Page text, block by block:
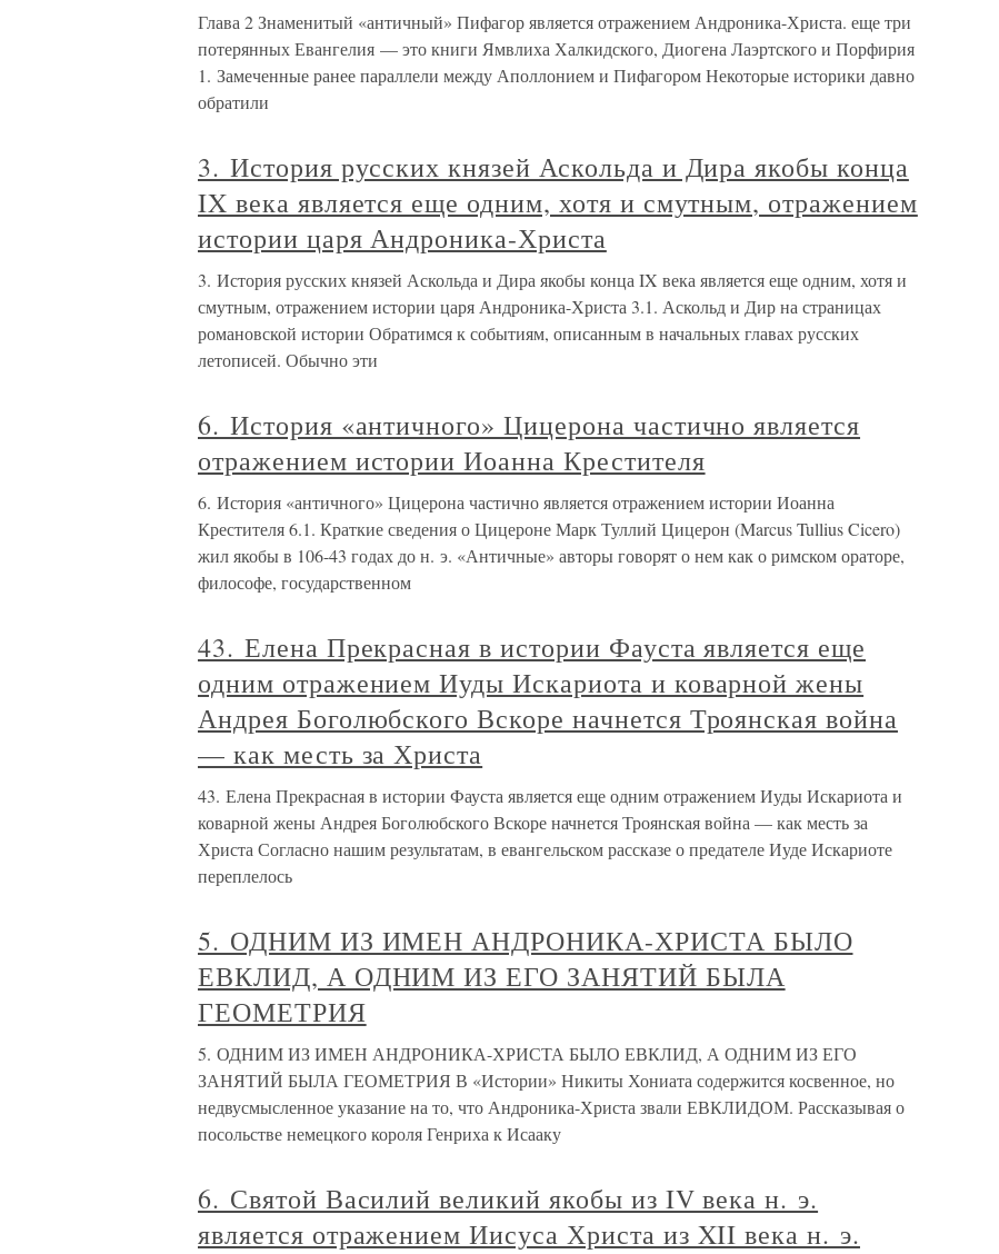
Глава 2 Знаменитый «античный» Пифагор является отражением Андроника-Христа. еще три
потерянных Евангелия — это книги Ямвлиха Халкидского, Диогена Лаэртского и Порфирия
1. Замеченные ранее параллели между Аполлонием и Пифагором Некоторые историки давно
обратили
3. История русских князей Аскольда и Дира якобы конца
IX века является еще одним, хотя и смутным, отражением
истории царя Андроника-Христа
3. История русских князей Аскольда и Дира якобы конца IX века является еще одним, хотя и
смутным, отражением истории царя Андроника-Христа 3.1. Аскольд и Дир на страницах
романовской истории Обратимся к событиям, описанным в начальных главах русских
летописей. Обычно эти
6. История «античного» Цицерона частично является
отражением истории Иоанна Крестителя
6. История «античного» Цицерона частично является отражением истории Иоанна
Крестителя 6.1. Краткие сведения о Цицероне Марк Туллий Цицерон (Marcus Tullius Cicero)
жил якобы в 106-43 годах до н. э. «Античные» авторы говорят о нем как о римском ораторе,
философе, государственном
43. Елена Прекрасная в истории Фауста является еще
одним отражением Иуды Искариота и коварной жены
Андрея Боголюбского Вскоре начнется Троянская война
— как месть за Христа
43. Елена Прекрасная в истории Фауста является еще одним отражением Иуды Искариота и
коварной жены Андрея Боголюбского Вскоре начнется Троянская война — как месть за
Христа Согласно нашим результатам, в евангельском рассказе о предателе Иуде Искариоте
переплелось
5. ОДНИМ ИЗ ИМЕН АНДРОНИКА-ХРИСТА БЫЛО
ЕВКЛИД, А ОДНИМ ИЗ ЕГО ЗАНЯТИЙ БЫЛА
ГЕОМЕТРИЯ
5. ОДНИМ ИЗ ИМЕН АНДРОНИКА-ХРИСТА БЫЛО ЕВКЛИД, А ОДНИМ ИЗ ЕГО
ЗАНЯТИЙ БЫЛА ГЕОМЕТРИЯ В «Истории» Никиты Хониата содержится косвенное, но
недвусмысленное указание на то, что Андроника-Христа звали ЕВКЛИДОМ. Рассказывая о
посольстве немецкого короля Генриха к Исааку
6. Святой Василий великий якобы из IV века н. э.
является отражением Иисуса Христа из XII века н. э.